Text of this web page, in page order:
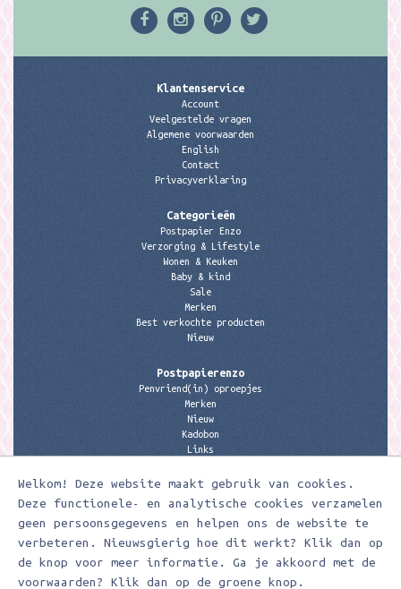
Welkom! Deze website maakt gebruik van cookies.
Deze functionele- en analytische cookies verzamelen
geen persoonsgegevens en helpen ons de website te
verbeteren. Nieuwsgierig hoe dit werkt? Klik dan op
de knop voor meer informatie. Ga je akkoord met de
voorwaarden? Klik dan op de groene knop.
Klantenservice
Account
Veelgestelde vragen
Algemene voorwaarden
English
Contact
Privacyverklaring
Categorieën
Postpapier Enzo
Verzorging & Lifestyle
Wonen & Keuken
Baby & kind
Sale
Merken
Best verkochte producten
Nieuw
Postpapierenzo
Penvriend(in) oproepjes
Merken
Nieuw
Kadobon
Links
Contactgegevens
Meerleuks
anita@meerleuks.nl
06 – 107 163 36
KVK nummer: 58807179
BTW nummer: 853190859B01